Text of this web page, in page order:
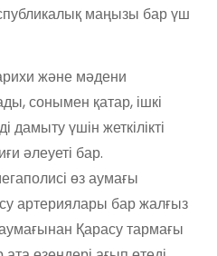
маңызы бар үш
және мәдени
сонымен қатар, ішкі
үшін жеткілікті
әлеуеті бар.
өз аумағы
артериялары бар жалғыз
Қарасу тармағы